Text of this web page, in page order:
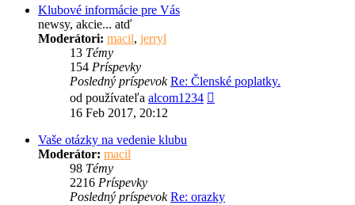
Klubové informácie pre Vás
newsy, akcie... atď
Moderátori: macil, jerryl
13 Témy
154 Príspevky
Posledný príspevok Re: Členské poplatky.
od používateľa alcom1234
16 Feb 2017, 20:12
Vaše otázky na vedenie klubu
Moderátor: macil
98 Témy
2216 Príspevky
Posledný príspevok Re: orazky